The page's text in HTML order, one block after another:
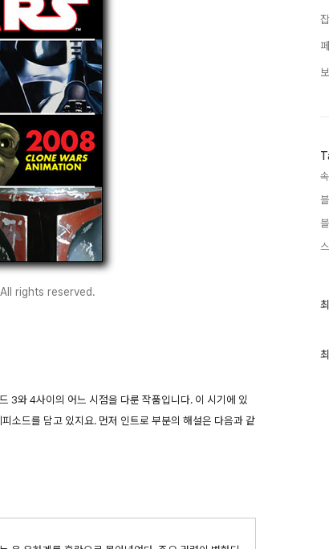
rights reserved.
와 4사이의 어느 시점을 다룬 작품입니다. 이 시기에 있
소드를 담고 있지요. 먼저 인트로 부분의 해설은 다음과 같
최
인